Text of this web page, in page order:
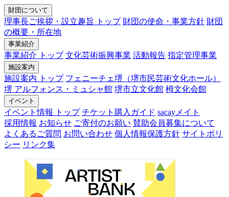
財団について
理事長ご挨拶・設立趣旨 トップ 財団の使命・事業方針 財団
の概要・所在地
事業紹介
事業紹介 トップ 文化芸術振興事業 活動報告 指定管理事業
施設案内
施設案内 トップ フェニーチェ堺（堺市民芸術文化ホール）
堺 アルフォンス・ミュシャ館 堺市立文化館 栂文化会館
イベント
イベント情報 トップ チケット購入ガイド sacayメイト
採用情報 お知らせ ご寄付のお願い 賛助会員募集について
よくあるご質問 お問い合わせ 個人情報保護方針 サイトポリ
シー リンク集